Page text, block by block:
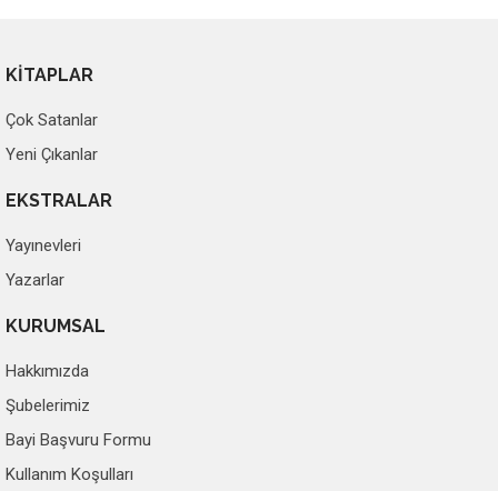
KİTAPLAR
Çok Satanlar
Yeni Çıkanlar
EKSTRALAR
Yayınevleri
Yazarlar
KURUMSAL
Hakkımızda
Şubelerimiz
Bayi Başvuru Formu
Kullanım Koşulları